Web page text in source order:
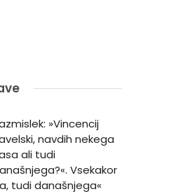
»Vincencij
navdih nekega
ali tudi
Vsekakor
tudi današnjega«